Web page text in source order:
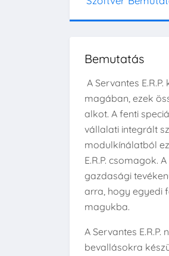
Bemutatás
A Servantes
magában, ezek
alkot. A fenti
vállalati integrált
modulkínálatból
E.R.P. csomagok.
gazdasági
arra, hogy egyedi
magukba.
A Servantes
bevallásokra